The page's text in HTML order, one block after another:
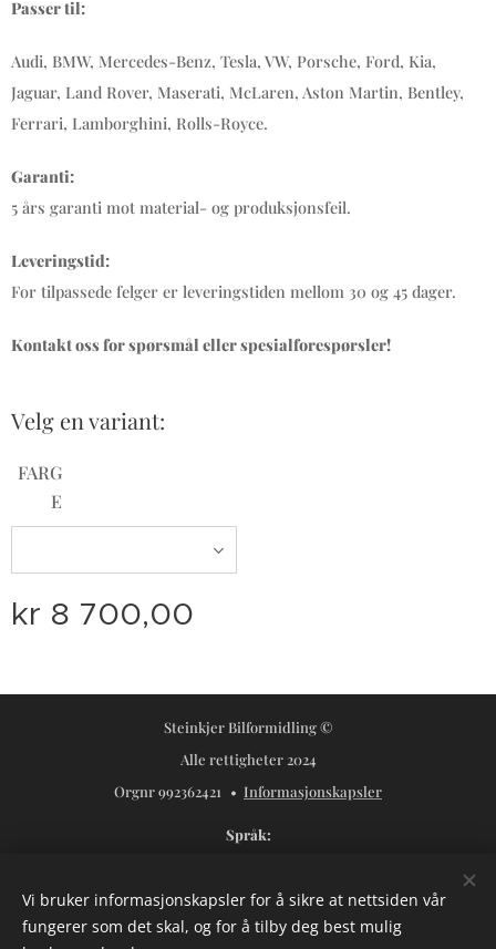
Passer til:
Audi, BMW, Mercedes-Benz, Tesla, VW, Porsche, Ford, Kia,
Jaguar, Land Rover, Maserati, McLaren, Aston Martin, Bentley,
Ferrari, Lamborghini, Rolls-Royce.
Garanti:
5 års garanti mot material- og produksjonsfeil.
Leveringstid:
For tilpassede felger er leveringstiden mellom 30 og 45 dager.
Kontakt oss for spørsmål eller spesialforespørsler!
Velg en variant:
FARG
E
kr 8 700,00
Steinkjer Bilformidling ©
Alle rettigheter 2024
Orgnr 992362421
Informasjonskapsler
Språk
Valuta
NOK kr
USD $ SEK kr
Vi bruker informasjonskapsler for å sikre at nettsiden vår
fungerer som det skal, og for å tilby deg best mulig